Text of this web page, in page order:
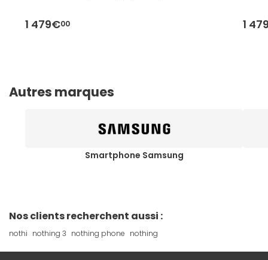
1 479€00 1
Autres marques
Smartphone Samsung
Nos clients recherchent aussi :
nothi nothing 3 nothing phone nothing